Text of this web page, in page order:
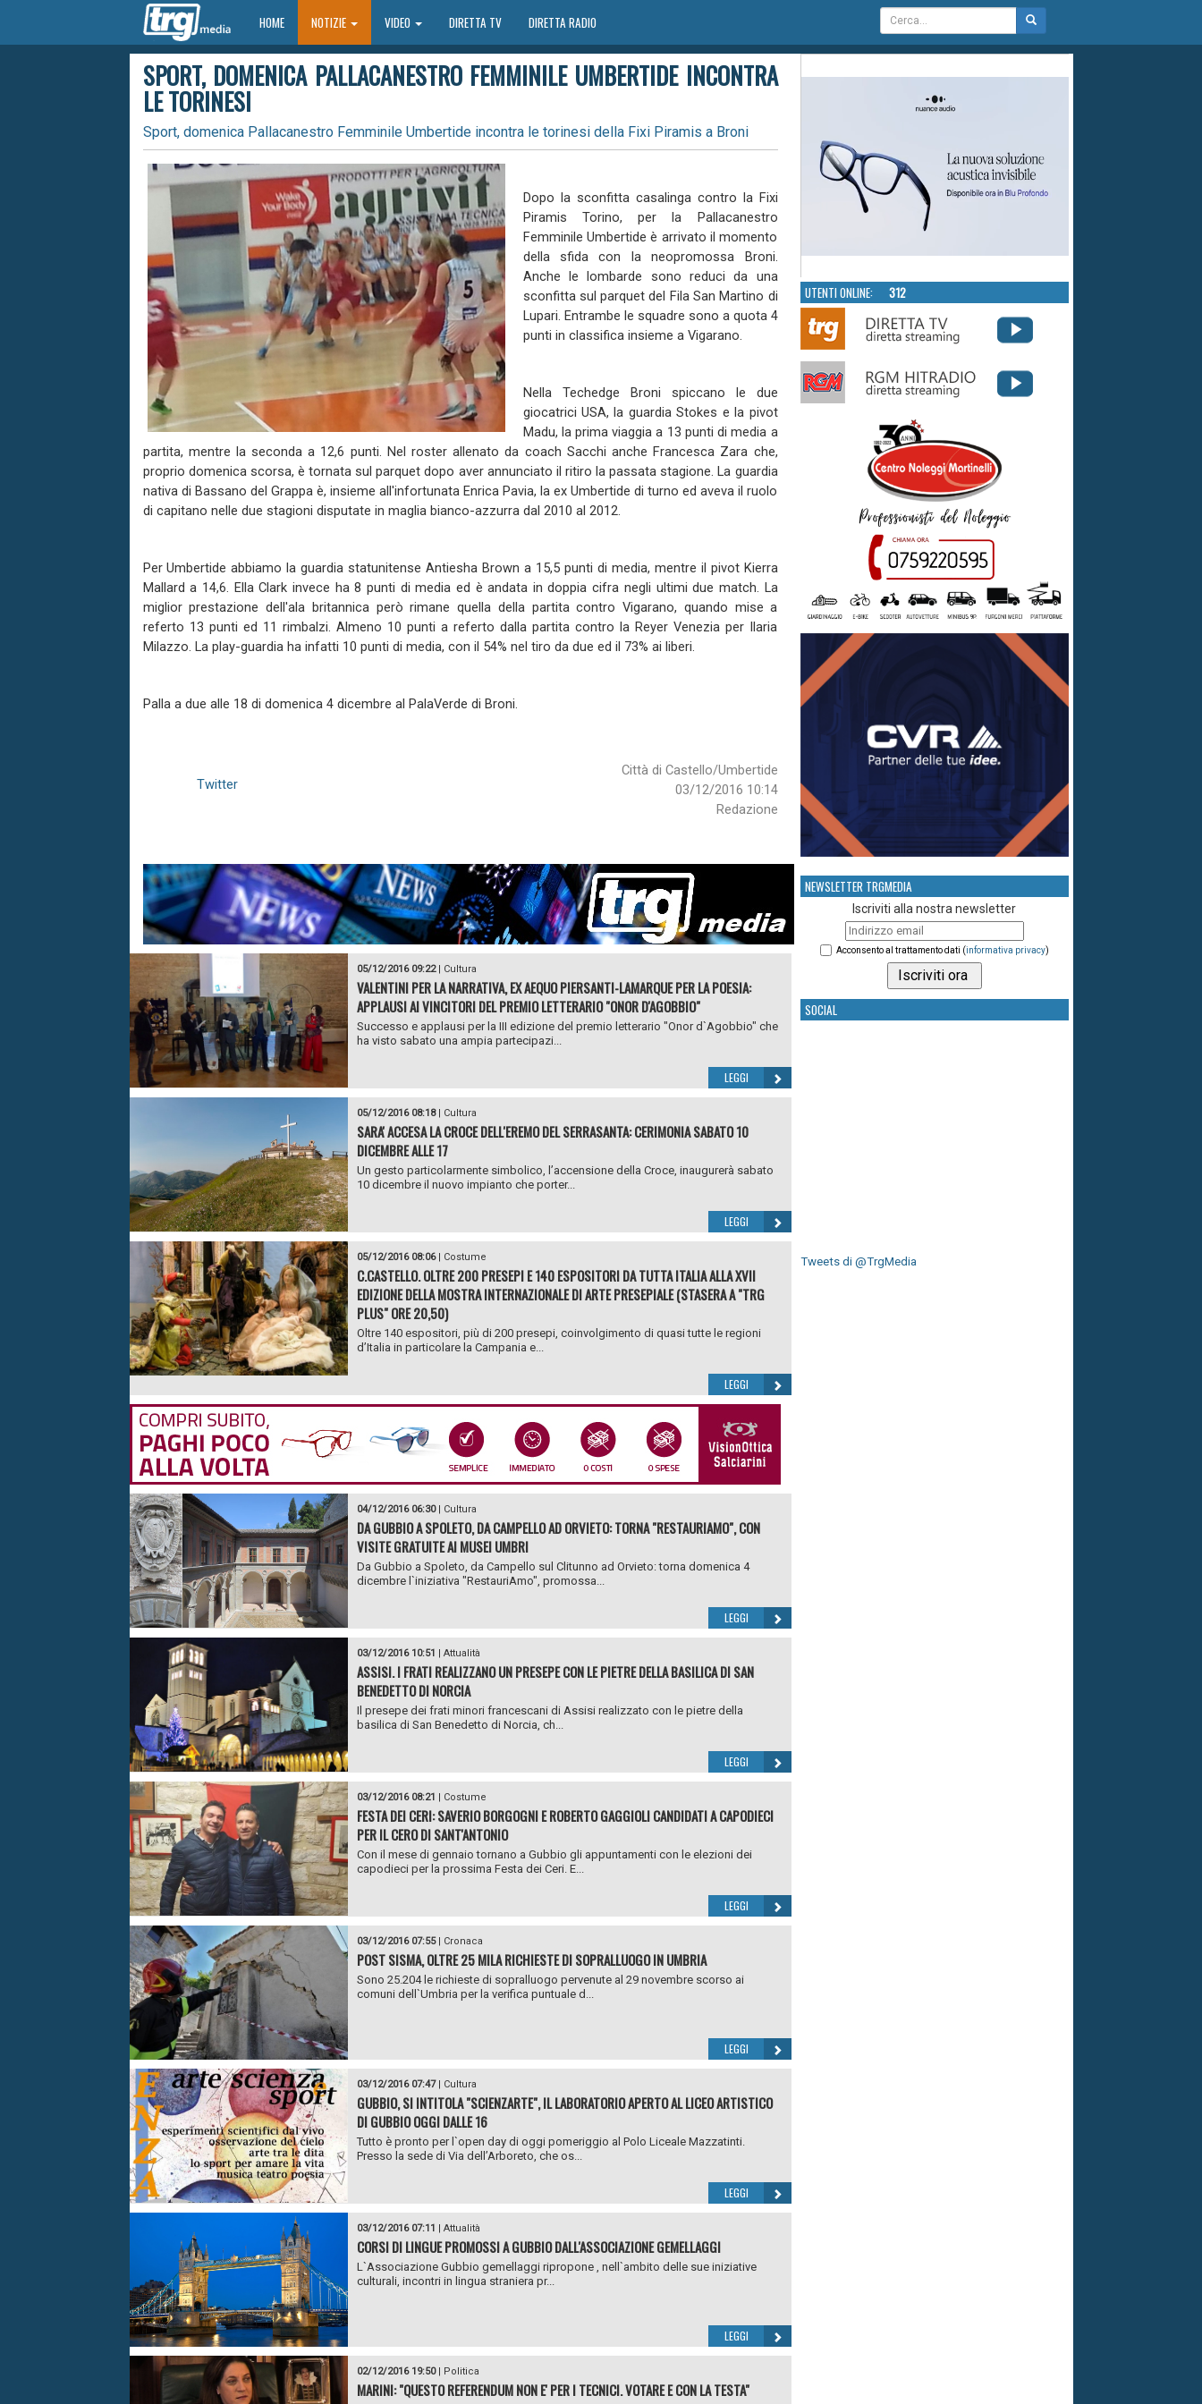
HOMEHOME NOTIZIE VIDEO DIRETTA TV DIRETTA RADIO
SPORT, DOMENICA PALLACANESTRO FEMMINILE UMBERTIDE INCONTRA
LE TORINESI
Sport, domenica Pallacanestro Femminile Umbertide incontra le torinesi della Fixi Piramis a Broni
Dopo la sconfitta casalinga contro la Fixi
Piramis Torino, per la Pallacanestro
Femminile Umbertide è arrivato il momento
della sfida con la neopromossa Broni.
Anche le lombarde sono reduci da una
sconfitta sul parquet del Fila San Martino di
Lupari. Entrambe le squadre sono a quota 4
punti in classifica insieme a Vigarano.
Nella Techedge Broni spiccano le due
giocatrici USA, la guardia Stokes e la pivot
Madu, la prima viaggia a 13 punti di media a
partita, mentre la seconda a 12,6 punti. Nel roster allenato da coach Sacchi anche Francesca Zara che,
proprio domenica scorsa, è tornata sul parquet dopo aver annunciato il ritiro la passata stagione. La guardia
nativa di Bassano del Grappa è, insieme all'infortunata Enrica Pavia, la ex Umbertide di turno ed aveva il ruolo
di capitano nelle due stagioni disputate in maglia bianco-azzurra dal 2010 al 2012.
Per Umbertide abbiamo la guardia statunitense Antiesha Brown a 15,5 punti di media, mentre il pivot Kierra
Mallard a 14,6. Ella Clark invece ha 8 punti di media ed è andata in doppia cifra negli ultimi due match. La
miglior prestazione dell'ala britannica però rimane quella della partita contro Vigarano, quando mise a
referto 13 punti ed 11 rimbalzi. Almeno 10 punti a referto dalla partita contro la Reyer Venezia per Ilaria
Milazzo. La play-guardia ha infatti 10 punti di media, con il 54% nel tiro da due ed il 73% ai liberi.
Palla a due alle 18 di domenica 4 dicembre al PalaVerde di Broni.
Città di Castello/Umbertide
03/12/2016 10:14
Redazione
Twitter
05/12/2016 09:22| Cultura
VALENTINI PER LA NARRATIVA, EX AEQUO PIERSANTI-LAMARQUE PER LA POESIA:
APPLAUSI AI VINCITORI DEL PREMIO LETTERARIO "ONOR D'AGOBBIO"
Successo e applausi per la III edizione del premio letterario "Onor d`Agobbio" che
ha visto sabato una ampia partecipazi...
LEGGI
05/12/2016 08:18| Cultura
SARA' ACCESA LA CROCE DELL'EREMO DEL SERRASANTA: CERIMONIA SABATO 10
DICEMBRE ALLE 17
Un gesto particolarmente simbolico, l’accensione della Croce, inaugurerà sabato
10 dicembre il nuovo impianto che porter...
LEGGI
05/12/2016 08:06| Costume
C.CASTELLO. OLTRE 200 PRESEPI E 140 ESPOSITORI DA TUTTA ITALIA ALLA XVII
EDIZIONE DELLA MOSTRA INTERNAZIONALE DI ARTE PRESEPIALE (STASERA A "TRG
PLUS" ORE 20,50)
Oltre 140 espositori, più di 200 presepi, coinvolgimento di quasi tutte le regioni
d’Italia in particolare la Campania e...
LEGGI
04/12/2016 06:30| Cultura
DA GUBBIO A SPOLETO, DA CAMPELLO AD ORVIETO: TORNA "RESTAURIAMO", CON
VISITE GRATUITE AI MUSEI UMBRI
Da Gubbio a Spoleto, da Campello sul Clitunno ad Orvieto: torna domenica 4
dicembre l`iniziativa "RestauriAmo", promossa...
LEGGI
03/12/2016 10:51 | Attualità
ASSISI. I FRATI REALIZZANO UN PRESEPE CON LE PIETRE DELLA BASILICA DI SAN
BENEDETTO DI NORCIA
Il presepe dei frati minori francescani di Assisi realizzato con le pietre della
basilica di San Benedetto di Norcia, ch...
LEGGI
03/12/2016 08:21 | Costume
FESTA DEI CERI: SAVERIO BORGOGNI E ROBERTO GAGGIOLI CANDIDATI A CAPODIECI
PER IL CERO DI SANT'ANTONIO
Con il mese di gennaio tornano a Gubbio gli appuntamenti con le elezioni dei
capodieci per la prossima Festa dei Ceri. E...
LEGGI
03/12/2016 07:55| Cronaca
POST SISMA, OLTRE 25 MILA RICHIESTE DI SOPRALLUOGO IN UMBRIA
Sono 25.204 le richieste di sopralluogo pervenute al 29 novembre scorso ai
comuni dell`Umbria per la verifica puntuale d...
LEGGI
03/12/2016 07:47| Cultura
GUBBIO, SI INTITOLA "SCIENZARTE", IL LABORATORIO APERTO AL LICEO ARTISTICO
DI GUBBIO OGGI DALLE 16
Tutto è pronto per l`open day di oggi pomeriggio al Polo Liceale Mazzatinti.
Presso la sede di Via dell’Arboreto, che os...
LEGGI
03/12/2016 07:11 | Attualità
CORSI DI LINGUE PROMOSSI A GUBBIO DALL'ASSOCIAZIONE GEMELLAGGI
L`Associazione Gubbio gemellaggi ripropone , nell`ambito delle sue iniziative
culturali, incontri in lingua straniera pr...
LEGGI
02/12/2016 19:50| Politica
MARINI: "QUESTO REFERENDUM NON E' PER I TECNICI. VOTARE E CON LA TESTA"
UTENTI ONLINE: 312
NEWSLETTER TRGMEDIA
Iscriviti alla nostra newsletter
Acconsento al trattamento dati (informativa privacy)
SOCIAL
Tweets di @TrgMedia